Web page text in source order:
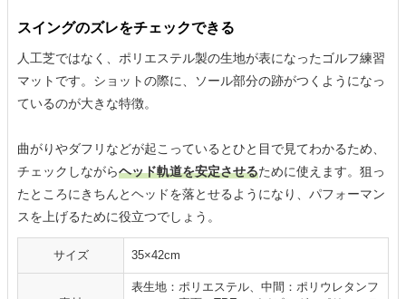
スイングのズレをチェックできる
人工芝ではなく、ポリエステル製の生地が表になったゴルフ練習
マットです。ショットの際に、ソール部分の跡がつくようになっ
ているのが大きな特徴。
曲がりやダフリなどが起こっているとひと目で見てわかるため、
チェックしながらヘッド軌道を安定させるために使えます。狙っ
たところにきちんとヘッドを落とせるようになり、パフォーマン
スを上げるために役立つでしょう。
サイズ 35×42cm
表生地：ポリエステル、中間：ポリウレタンフ